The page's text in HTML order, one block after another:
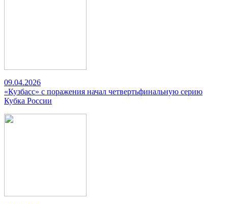
09.04.2026
«Кузбасс» с поражения начал четвертьфинальную серию
Кубка России